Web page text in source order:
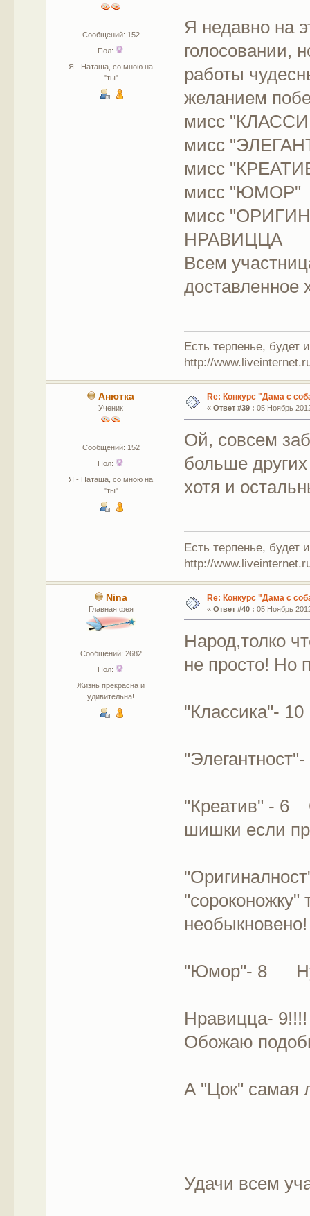
Сообщений: 152
Пол:
Я - Наташа, со мною на
"ты"
Я недавно на
голосовании,
работы
желанием
мисс
мисс
мисс
мисс
мисс
Всем
доставленное
Есть терпенье, будет
http://
Анютка
Ученик
Сообщений: 152
Пол:
Я - Наташа, со мною на
"ты"
Re: Конкурс "Дама с
« Ответ #39 : 05 Ноябрь
Ой, совсем
больше
хотя и
Есть терпенье, будет
http://
Nina
Главная фея
Сообщений: 2682
Пол:
Жизнь прекрасна и
удивительна!
Re: Конкурс "Дама с
« Ответ #40 : 05 Ноябрь
Народ,толко
не просто! Но
"Классика"-
"Креатив" - 6
шишки если
"сороконожку"
"Юмор"- 8 Ну
Нравицца-
Обожаю
А "Цок" самая
Удачи всем